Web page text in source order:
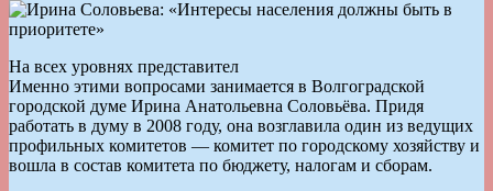
На всех уровнях представител
Именно этими вопросами занимается в Волгоградской
городской думе Ирина Анатольевна Соловьёва. Придя
работать в думу в 2008 году, она возглавила один из ведущих
профильных комитетов — комитет по городскому хозяйству и
вошла в состав комитета по бюджету, налогам и сборам.